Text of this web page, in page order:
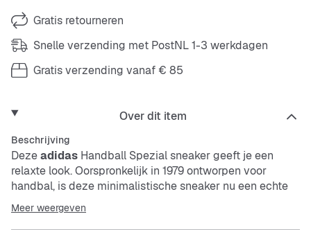
Gratis retourneren
Snelle verzending met PostNL 1-3 werkdagen
Gratis verzending vanaf € 85
Over dit item
Beschrijving
Dezeadidas Handball Spezial sneaker geeft je een
relaxte look. Oorspronkelijk in 1979 ontworpen voor
handbal, is deze minimalistische sneaker nu een echte
streetwear-klassieker. Het bovenwerk is gemaakt van
hoogwaardig suède met zachte leren details, en de
Meer weergeven